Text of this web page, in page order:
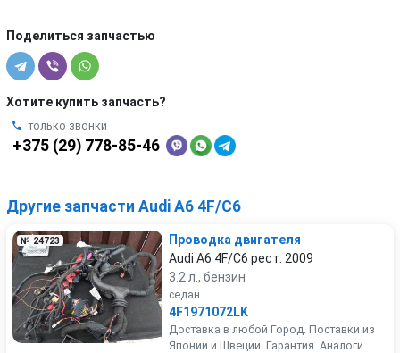
Поделиться запчастью
Хотите купить запчасть?
только звонки
+375 (29) 778-85-46
Другие запчасти Audi A6 4F/C6
№ 24723
Проводка двигателя
Audi A6 4F/C6 рест. 2009
3.2 л., бензин
седан
4F1971072LK
Доставка в любой Город. Поставки из
Японии и Швеции. Гарантия. Аналоги